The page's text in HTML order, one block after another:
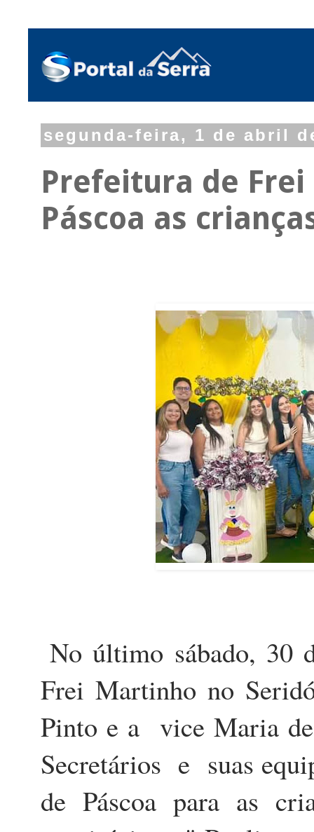
segunda-feira, 1 de abril
Prefeitura de
Páscoa as
No último sábado, 30
Frei Martinho no
Pinto e a vice Maria
Secretários e suas
de Páscoa para as